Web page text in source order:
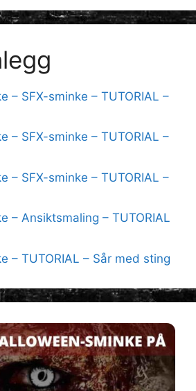
– SFX-sminke – TUTORIAL –
– SFX-sminke – TUTORIAL –
– SFX-sminke – TUTORIAL –
– Ansiktsmaling – TUTORIAL
– TUTORIAL – Sår med sting